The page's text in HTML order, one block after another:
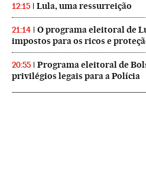
12:15 Lula, uma ressurreição
21:14
O programa eleitoral de
impostos para os ricos e
20:55
Programa eleitoral de
privilégios legais para a Polícia